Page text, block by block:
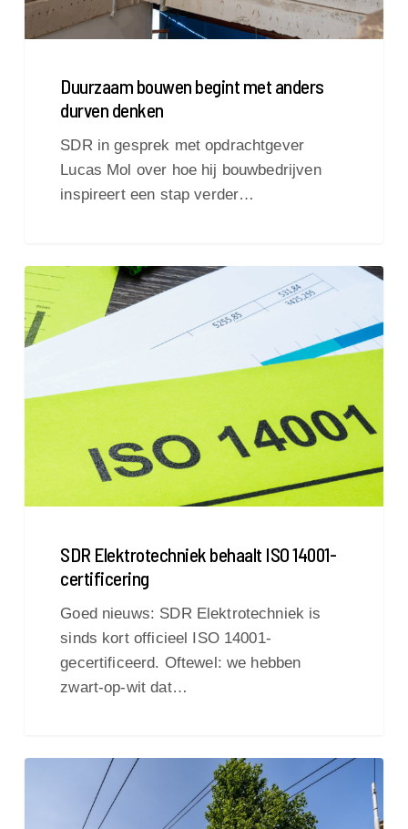
Duurzaam bouwen begint met anders
durven denken
SDR in gesprek met opdrachtgever
Lucas Mol over hoe hij bouwbedrijven
inspireert een stap verder…
SDR
Elektrotechniek
behaalt
ISO
certificering
SDR Elektrotechniek behaalt ISO 14001-
certificering
Goed nieuws: SDR Elektrotechniek is
sinds kort officieel ISO 14001-
gecertificeerd. Oftewel: we hebben
zwart-op-wit dat…
Aquarium